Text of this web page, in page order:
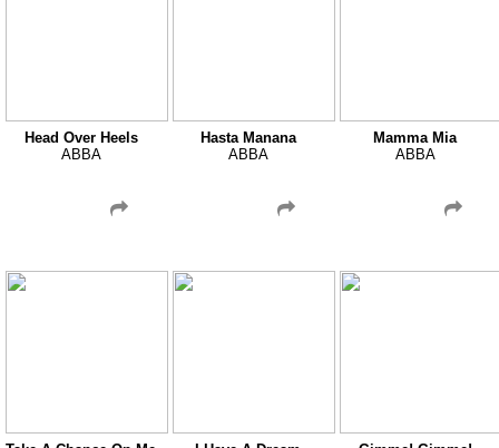
Head Over Heels
ABBA
Hasta Manana
ABBA
Mamma Mia
ABBA